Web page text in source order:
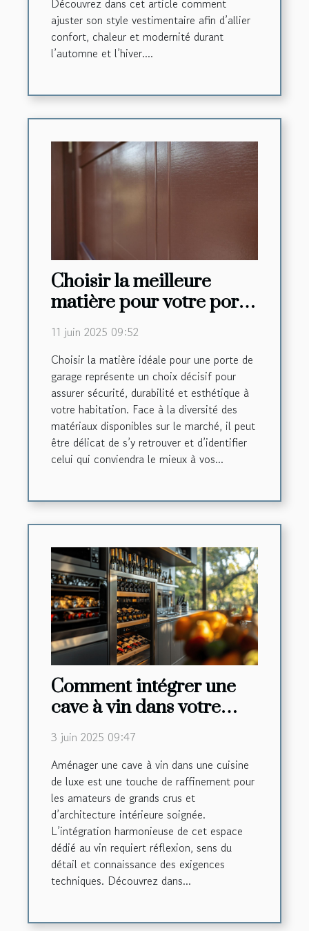
Découvrez dans cet article comment
ajuster son style vestimentaire afin d’allier
confort, chaleur et modernité durant
l’automne et l’hiver....
Choisir la meilleure
matière pour votre porte
de garage
11 juin 2025 09:52
Choisir la matière idéale pour une porte de
garage représente un choix décisif pour
assurer sécurité, durabilité et esthétique à
votre habitation. Face à la diversité des
matériaux disponibles sur le marché, il peut
être délicat de s’y retrouver et d’identifier
celui qui conviendra le mieux à vos...
Comment intégrer une
cave à vin dans votre
cuisine de luxe
3 juin 2025 09:47
Aménager une cave à vin dans une cuisine
de luxe est une touche de raffinement pour
les amateurs de grands crus et
d’architecture intérieure soignée.
L’intégration harmonieuse de cet espace
dédié au vin requiert réflexion, sens du
détail et connaissance des exigences
techniques. Découvrez dans...